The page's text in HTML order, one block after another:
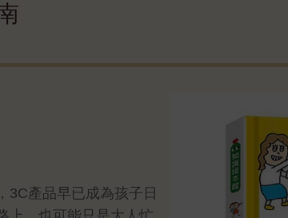
3C產品早已成為孩子日